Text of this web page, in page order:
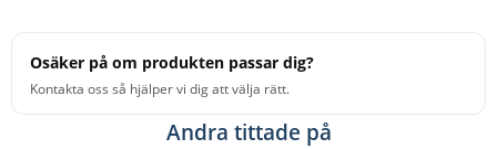
Osäker på om produkten passar dig?
Kontakta oss så hjälper vi dig att välja rätt.
Andra tittade på